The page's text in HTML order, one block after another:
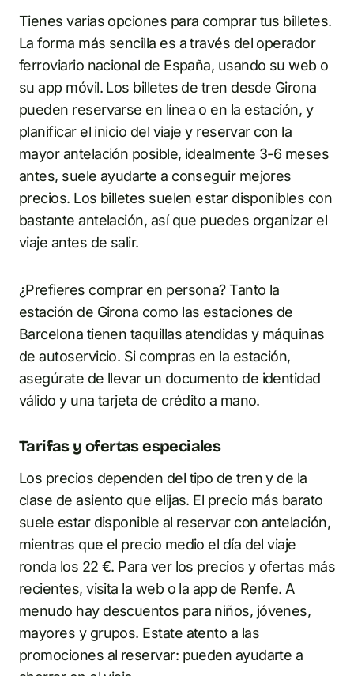
Tienes varias opciones para comprar tus billetes.
La forma más sencilla es a través del operador
ferroviario nacional de España, usando su web o
su app móvil. Los billetes de tren desde Girona
pueden reservarse en línea o en la estación, y
planificar el inicio del viaje y reservar con la
mayor antelación posible, idealmente 3-6 meses
antes, suele ayudarte a conseguir mejores
precios. Los billetes suelen estar disponibles con
bastante antelación, así que puedes organizar el
viaje antes de salir.
¿Prefieres comprar en persona? Tanto la
estación de Girona como las estaciones de
Barcelona tienen taquillas atendidas y máquinas
de autoservicio. Si compras en la estación,
asegúrate de llevar un documento de identidad
válido y una tarjeta de crédito a mano.
Tarifas y ofertas especiales
Los precios dependen del tipo de tren y de la
clase de asiento que elijas. El precio más barato
suele estar disponible al reservar con antelación,
mientras que el precio medio el día del viaje
ronda los 22 €. Para ver los precios y ofertas más
recientes, visita la web o la app de Renfe. A
menudo hay descuentos para niños, jóvenes,
mayores y grupos. Estate atento a las
promociones al reservar: pueden ayudarte a